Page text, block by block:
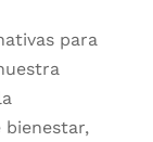
para